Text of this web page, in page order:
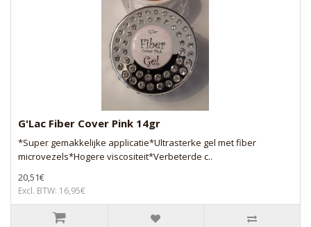
G'Lac Fiber Cover Pink 14gr
*Super gemakkelijke applicatie*Ultrasterke gel met fiber
microvezels*Hogere viscositeit*Verbeterde c..
20,51€
Excl. BTW: 16,95€